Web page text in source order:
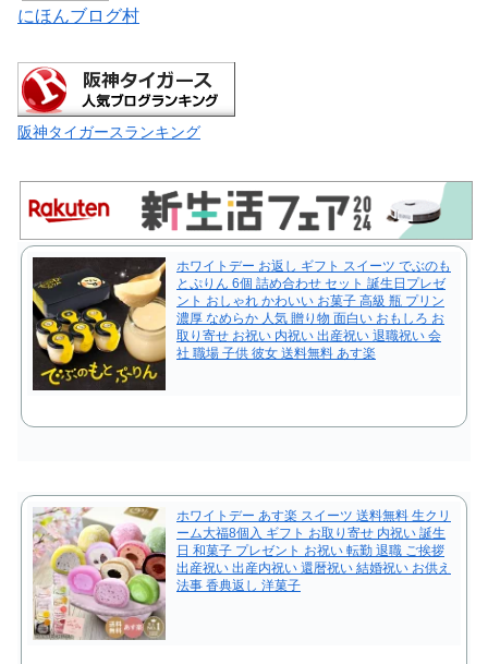
にほんブログ村
阪神タイガースランキング
ホワイトデー お返し ギフト スイーツ でぶのも
とぷりん 6個 詰め合わせ セット 誕生日プレゼ
ント おしゃれ かわいい お菓子 高級 瓶 プリン
濃厚 なめらか 人気 贈り物 面白い おもしろ お
取り寄せ お祝い 内祝い 出産祝い 退職祝い 会
社 職場 子供 彼女 送料無料 あす楽
ホワイトデー あす楽 スイーツ 送料無料 生クリ
ーム大福8個入 ギフト お取り寄せ 内祝い 誕生
日 和菓子 プレゼント お祝い 転勤 退職 ご挨拶
出産祝い 出産内祝い 還暦祝い 結婚祝い お供え
法事 香典返し 洋菓子